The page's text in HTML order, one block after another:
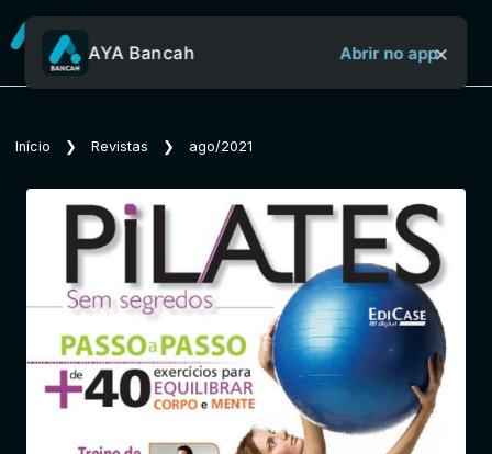
Sobre o Aya Bancah
Início
Revistas
Jornais
AYA Bancah Abrir no app×
Início ❯ Revistas ❯ ago/2021